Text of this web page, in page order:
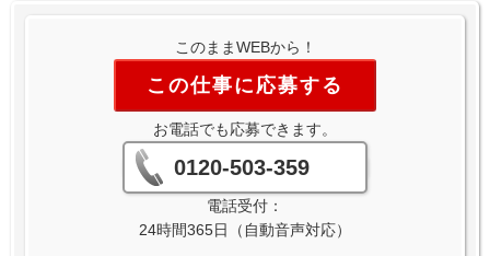
このままWEBから！
この仕事に応募する
お電話でも応募できます。
0120-503-359
電話受付：
24時間365日（自動音声対応）